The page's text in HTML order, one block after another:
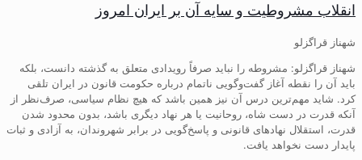
انقلاب مشروطیت و سایه آن بر ایران امروز
شهناز قراگزلو
شهناز قراگزلو: مشروطه را نباید صرفاً رویدادی متعلق به گذشته دانست، بلکه
باید آن را نقطه آغاز گفت‌وگویی ناتمام درباره حکومت قانون در ایران تلقی
کرد. شاید مهم‌ترین درس آن نیز همین باشد که هیچ نظام سیاسی، صرف‌نظر از
آنکه قدرت در دست شاه، روحانیت یا هر نهاد دیگری باشد، بدون محدود شدن
قدرت، استقلال نهادهای قانونی و پاسخ‌گویی در برابر شهروندان، به آزادی و ثبات
پایدار دست نخواهد یافت.